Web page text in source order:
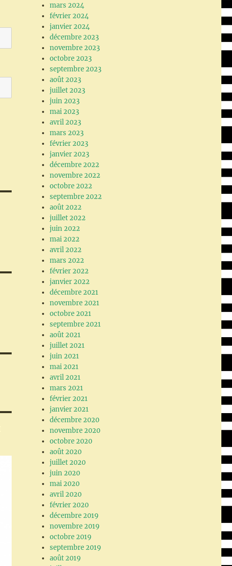
mars 2024
février 2024
janvier 2024
décembre 2023
novembre 2023
octobre 2023
septembre 2023
août 2023
juillet 2023
juin 2023
mai 2023
avril 2023
mars 2023
février 2023
janvier 2023
décembre 2022
novembre 2022
octobre 2022
septembre 2022
août 2022
juillet 2022
juin 2022
mai 2022
avril 2022
mars 2022
février 2022
janvier 2022
décembre 2021
novembre 2021
octobre 2021
septembre 2021
août 2021
juillet 2021
juin 2021
mai 2021
avril 2021
mars 2021
février 2021
janvier 2021
décembre 2020
novembre 2020
octobre 2020
août 2020
juillet 2020
juin 2020
mai 2020
avril 2020
février 2020
décembre 2019
novembre 2019
octobre 2019
septembre 2019
août 2019